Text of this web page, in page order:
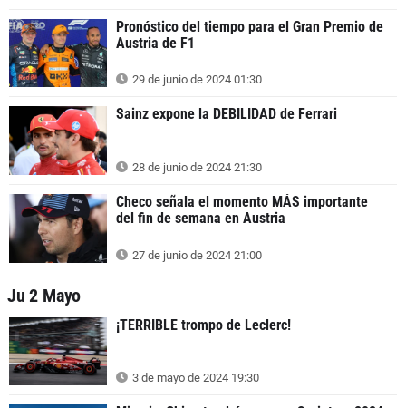
Pronóstico del tiempo para el Gran Premio de
Austria de F1
29 de junio de 2024 01:30
Sainz expone la DEBILIDAD de Ferrari
28 de junio de 2024 21:30
Checo señala el momento MÁS importante
del fin de semana en Austria
27 de junio de 2024 21:00
Ju 2 Mayo
¡TERRIBLE trompo de Leclerc!
3 de mayo de 2024 19:30